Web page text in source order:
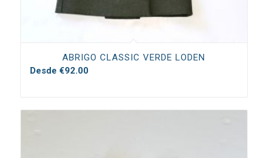
ABRIGO CLASSIC VERDE LODEN
Desde €92.00